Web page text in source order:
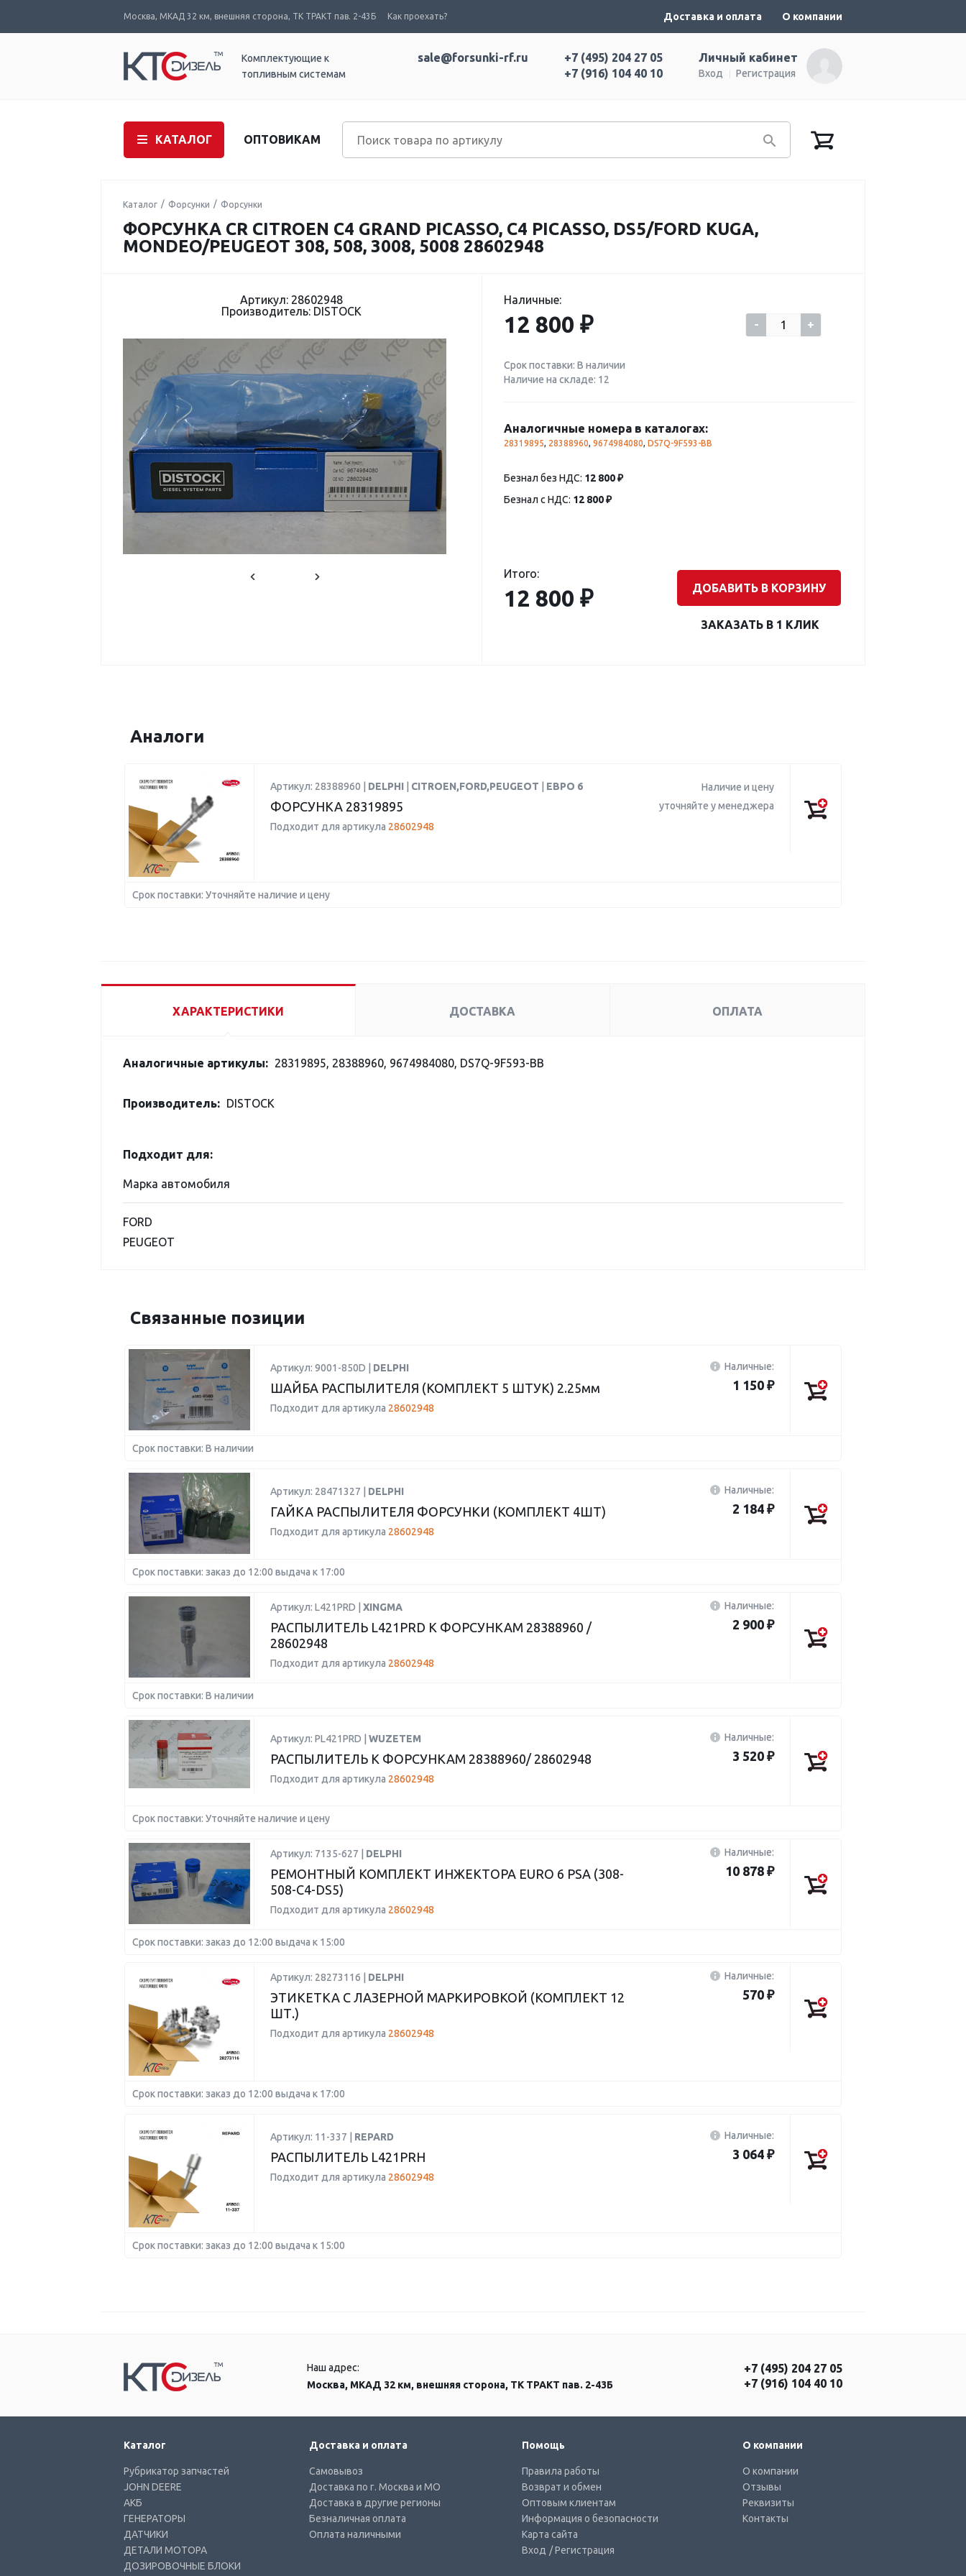
Москва, МКАД 32 км, внешняя сторона, ТК ТРАКТ пав. 2-43Б Как проехать? Доставка и оплата О компании
Комплектующие к
топливным системам
Личный кабинет
Вход Регистрация
+7 (495) 204 27 05
+7 (916) 104 40 10
sale@forsunki-rf.ru
КАТАЛОГ ОПТОВИКАМ
Каталог Форсунки Форсунки
ФОРСУНКА CR CITROEN C4 GRAND PICASSO, C4 PICASSO, DS5/FORD KUGA,
MONDEO/PEUGEOT 308, 508, 3008, 5008 28602948
Артикул: 28602948
Производитель: DISTOCK
Наличные:
12 800 ₽ - +
Срок поставки: В наличии
Наличие на складе: 12
Аналогичные номера в каталогах:
28319895, 28388960, 9674984080, DS7Q-9F593-BB
Безнал без НДС: 12 800 ₽
Безнал с НДС: 12 800 ₽
Итого:
12 800 ₽ ДОБАВИТЬ В КОРЗИНУ
ЗАКАЗАТЬ В 1 КЛИК
Аналоги
Артикул: 28388960 | DELPHI CITROEN,FORD,PEUGEOT ЕВРО 6
ФОРСУНКА 28319895
Подходит для артикула 28602948
Наличие и цену
уточняйте у менеджера
Срок поставки: Уточняйте наличие и цену
ХАРАКТЕРИСТИКИ ДОСТАВКА ОПЛАТА
Аналогичные артикулы: 28319895, 28388960, 9674984080, DS7Q-9F593-BB
Производитель: DISTOCK
Подходит для:
Марка автомобиля
FORD
PEUGEOT
Связанные позиции
Артикул: 9001-850D | DELPHI
ШАЙБА РАСПЫЛИТЕЛЯ (КОМПЛЕКТ 5 ШТУК) 2.25мм
Подходит для артикула 28602948
Наличные:
1 150 ₽
Срок поставки: В наличии
Артикул: 28471327 | DELPHI
ГАЙКА РАСПЫЛИТЕЛЯ ФОРСУНКИ (КОМПЛЕКТ 4ШТ)
Подходит для артикула 28602948
Наличные:
2 184 ₽
Срок поставки: заказ до 12:00 выдача к 17:00
Артикул: L421PRD | XINGMA
РАСПЫЛИТЕЛЬ L421PRD К ФОРСУНКАМ 28388960 /
28602948
Подходит для артикула 28602948
Наличные:
2 900 ₽
Срок поставки: В наличии
Артикул: PL421PRD | WUZETEM
РАСПЫЛИТЕЛЬ К ФОРСУНКАМ 28388960/ 28602948
Подходит для артикула 28602948
Наличные:
3 520 ₽
Срок поставки: Уточняйте наличие и цену
Артикул: 7135-627 | DELPHI
РЕМОНТНЫЙ КОМПЛЕКТ ИНЖЕКТОРА EURO 6 PSA (308-
508-C4-DS5)
Подходит для артикула 28602948
Наличные:
10 878 ₽
Срок поставки: заказ до 12:00 выдача к 15:00
Артикул: 28273116 | DELPHI
ЭТИКЕТКА С ЛАЗЕРНОЙ МАРКИРОВКОЙ (КОМПЛЕКТ 12
ШТ.)
Подходит для артикула 28602948
Наличные:
570 ₽
Срок поставки: заказ до 12:00 выдача к 17:00
Артикул: 11-337 | REPARD
РАСПЫЛИТЕЛЬ L421PRH
Подходит для артикула 28602948
Наличные:
3 064 ₽
Срок поставки: заказ до 12:00 выдача к 15:00
Наш адрес:
Москва, МКАД 32 км, внешняя сторона, ТК ТРАКТ пав. 2-43Б
+7 (495) 204 27 05
+7 (916) 104 40 10
Каталог
Рубрикатор запчастей
JOHN DEERE
АКБ
ГЕНЕРАТОРЫ
ДАТЧИКИ
ДЕТАЛИ МОТОРА
ДОЗИРОВОЧНЫЕ БЛОКИ
Доставка и оплата
Самовывоз
Доставка по г. Москва и МО
Доставка в другие регионы
Безналичная оплата
Оплата наличными
Помощь
Правила работы
Возврат и обмен
Оптовым клиентам
Информация о безопасности
Карта сайта
Вход / Регистрация
О компании
О компании
Отзывы
Реквизиты
Контакты